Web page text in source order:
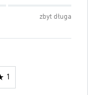
zbyt długa
1